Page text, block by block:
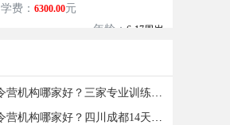
学费： 6300.00元
年龄： 6-17周岁
成都军事夏令营机构哪家好？三家专业训练营地一览！
成都军事夏令营机构哪家好？四川成都14天课程推荐！